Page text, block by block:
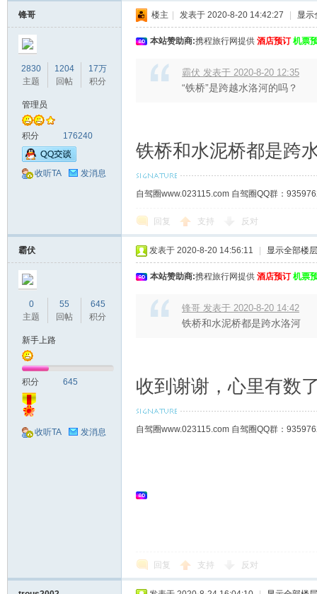
锋哥
2830
主题
1204
回帖
17万
积分
管理员
积分 176240
收听TA 发消息
楼主 发表于 2020-8-20 14:42:27 显示
本站赞助商:携程旅行网提供 酒店预订 机票
霸伏 发表于 2020-8-20 12:35
“铁桥”是跨越水洛河的吗？
铁桥和水泥桥都是跨
自驾圈www.023115.com 自驾圈QQ群：
回复 支持 反对
霸伏
0
主题
55
回帖
645
积分
新手上路
积分 645
收听TA 发消息
发表于 2020-8-20 14:56:11 显示全部楼层
本站赞助商:携程旅行网提供 酒店预订 机票
锋哥 发表于 2020-8-20 14:42
铁桥和水泥桥都是跨水洛河
收到谢谢，心里有数
自驾圈www.023115.com 自驾圈QQ群：
回复 支持 反对